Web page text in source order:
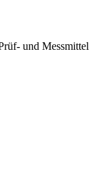
und Messmittel